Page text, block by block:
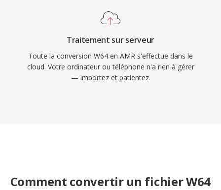
Traitement sur serveur
Toute la conversion W64 en AMR s'effectue dans le
cloud. Votre ordinateur ou téléphone n'a rien à gérer
— importez et patientez.
Comment convertir un fichier W64